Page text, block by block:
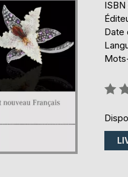
Date